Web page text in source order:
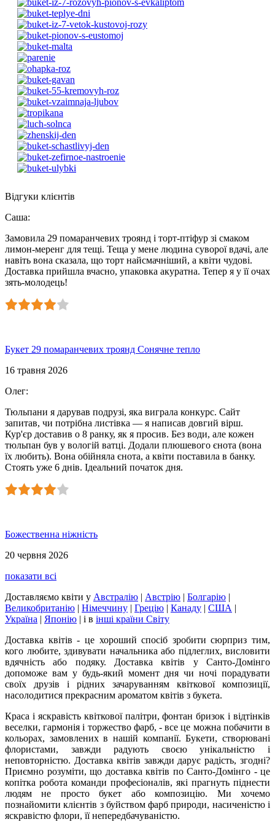
Відгуки клієнтів
Саша:
Замовила 29 помаранчевих троянд і торт-птіфур зі смаком
лимон-меренг для тещі. Теща у мене людина суворої вдачі, але
навіть вона сказала, що торт найсмачніший, а квіти чудові.
Доставка прийшла вчасно, упаковка акуратна. Тепер я у її очах
зять-молодець!
Букет 29 помаранчевих троянд Сонячне тепло
16 травня 2026
Олег:
Тюльпани я дарував подрузі, яка виграла конкурс. Сайт
запитав, чи потрібна листівка — я написав довгий вірш.
Кур'єр доставив о 8 ранку, як я просив. Без води, але кожен
тюльпан був у вологій ватці. Додали плюшевого єнота (вона
їх любить). Вона обійняла єнота, а квіти поставила в банку.
Стоять уже 6 днів. Ідеальний початок дня.
Божественна ніжність
20 червня 2026
показати всі
Доставляємо квіти у Австралію | Австрію | Болгарію |
Великобританію | Німеччину | Грецію | Канаду | США |
Україна | Японію | і в інші країни Світу
Доставка квітів - це хороший спосіб зробити сюрприз тим,
кого любите, здивувати начальника або підлеглих, висловити
вдячність або подяку. Доставка квітів у Санто-Домінго
допоможе вам у будь-який момент дня чи ночі порадувати
своїх друзів і рідних зачаруванням квіткової композиції,
насолодитися прекрасним ароматом квітів з букета.
Краса і яскравість квіткової палітри, фонтан бризок і відтінків
веселки, гармонія і торжество фарб, - все це можна побачити в
кольорах, замовлених в нашій компанії. Букети, створювані
флористами, завжди радують своєю унікальністю і
неповторністю. Доставка квітів завжди дарує радість, згодні?
Приємно розуміти, що доставка квітів по Санто-Домінго - це
копітка робота команди професіоналів, які прагнуть піднести
людям не просто букет або композицію. Ми хочемо
познайомити клієнтів з буйством фарб природи, насиченістю і
яскравістю флори, її непередбачуваністю.